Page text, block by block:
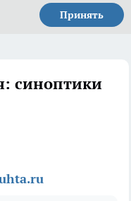
Принять
синоптики